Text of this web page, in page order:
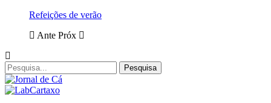
Refeições de verão
Ante Próx